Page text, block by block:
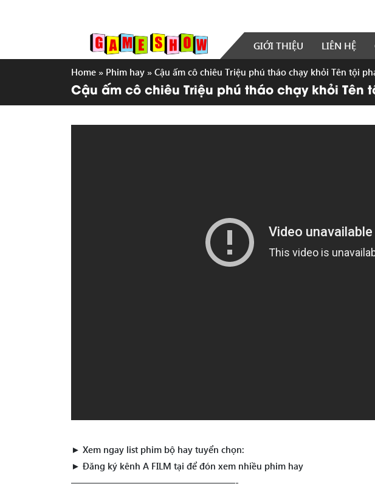
GIỚI THIỆU LIÊN HỆ
Home » Phim hay » Cậu ấm cô chiêu Triệu phú tháo chạy khỏi Tên tội
Cậu ấm cô chiêu Triệu phú tháo chạy khỏi
► Xem ngay list phim bộ hay tuyển chọn:
► Đăng ký kênh A FILM tại để đón xem nhiều phim hay
——————————————————-